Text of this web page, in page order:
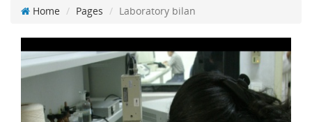
Home Pages Laboratory bilan